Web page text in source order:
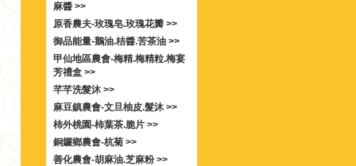
麻醬 >>
原香農夫-玫瑰皂.玫瑰花瓣 >>
御品能量-鵝油.桔醬.苦茶油 >>
甲仙地區農會-梅精.梅精粒.梅宴
芳禮盒 >>
芊芊洗髮沐 >>
麻豆鎮農會-文旦柚皮.髮沐 >>
柿外桃園-柿葉茶.脆片 >>
銅鑼鄉農會-杭菊 >>
善化農會-胡麻油.芝麻粉 >>